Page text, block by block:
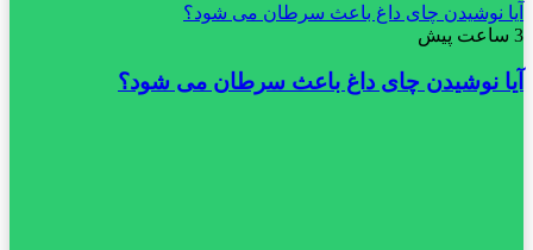
آیا نوشیدن چای داغ باعث سرطان می شود؟
3 ساعت پیش
آیا نوشیدن چای داغ باعث سرطان می شود؟